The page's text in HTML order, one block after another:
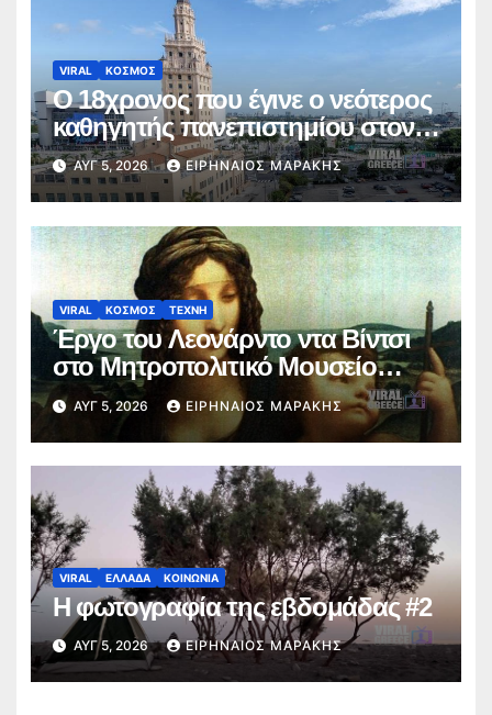
VIRAL ΚΟΣΜΟΣ
Ο 18χρονος που έγινε ο νεότερος
καθηγητής πανεπιστημίου στον
κόσμο
ΑΥΓ 5, 2026 ΕΙΡΗΝΑΊΟΣ ΜΑΡΆΚΗΣ
VIRAL ΚΟΣΜΟΣ ΤΕΧΝΗ
Έργο του Λεονάρντο ντα Βίντσι
στο Μητροπολιτικό Μουσείο
Τέχνης της Νέας Υόρκης
ΑΥΓ 5, 2026 ΕΙΡΗΝΑΊΟΣ ΜΑΡΆΚΗΣ
VIRAL ΕΛΛΑΔΑ ΚΟΙΝΩΝΙΑ
Η φωτογραφία της εβδομάδας #2
ΑΥΓ 5, 2026 ΕΙΡΗΝΑΊΟΣ ΜΑΡΆΚΗΣ